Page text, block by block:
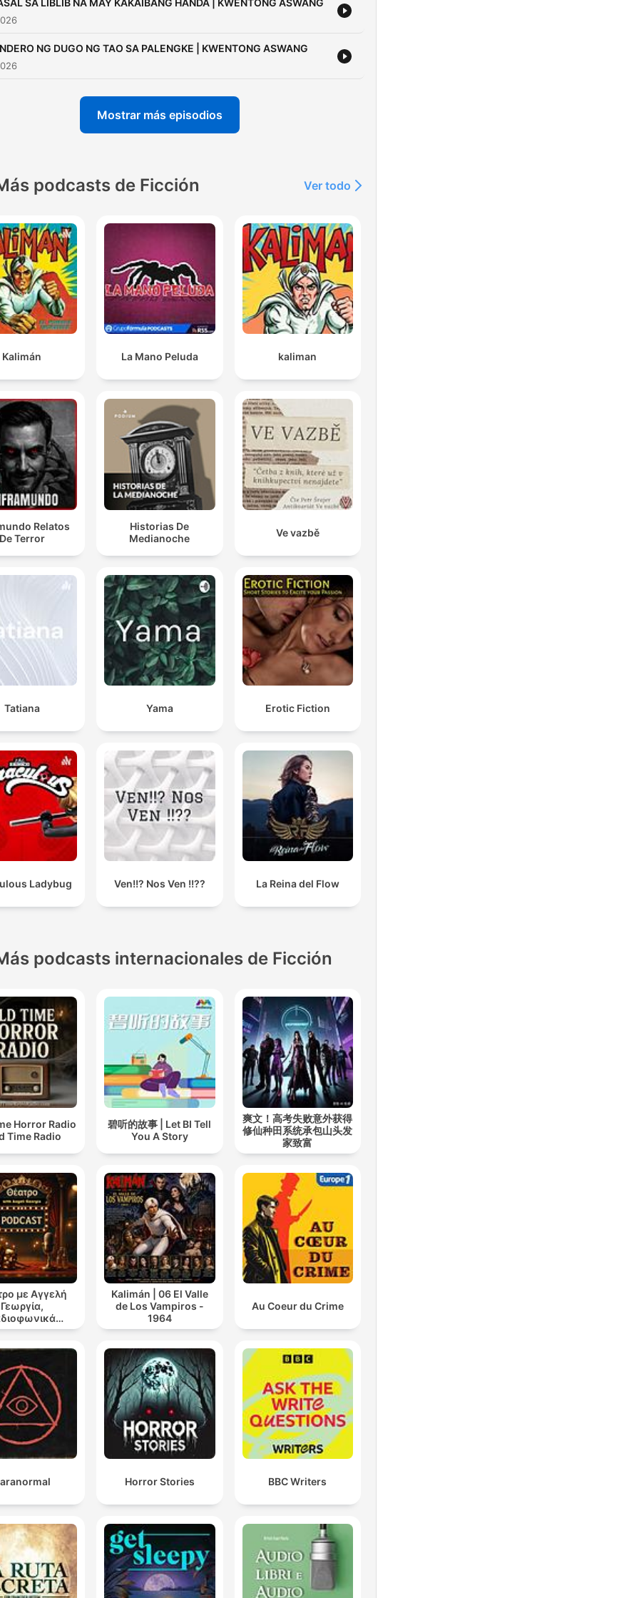
SA LIBLIB NA MAY KAKAIBANG HANDA | KWENTONG ASWANG
NG DUGO NG TAO SA PALENGKE | KWENTONG ASWANG
Mostrar más episodios
podcasts de Ficción Ver todo
Kalimán La Mano Peluda kaliman
Relatos
Terror
Historias De
Medianoche
Ve vazbě
Tatiana Yama Erotic Fiction
Ladybug Ven!!? Nos Ven !!?? La Reina del Flow
podcasts internacionales de Ficción
Horror Radio
Time Radio
碧听的故事 | Let BI Tell
You A Story
爽文！高考失败意外获得
修仙种田系统承包山头发
家致富
με Αγγελή
Γεωργία,
έργα
Kalimán | 06 El Valle
de Los Vampiros -
1964
Au Coeur du Crime
Horror Stories BBC Writers